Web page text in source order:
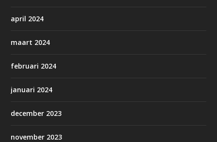
april 2024
maart 2024
februari 2024
januari 2024
december 2023
november 2023